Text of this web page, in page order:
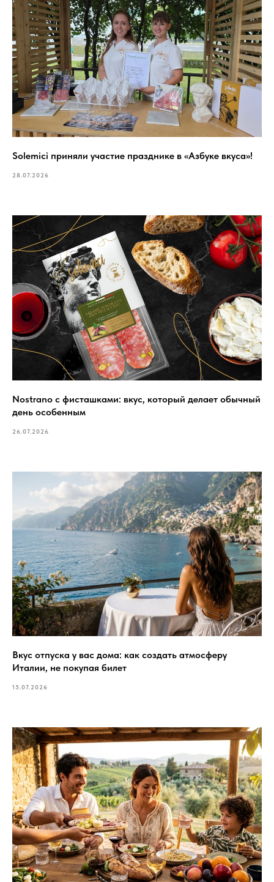
Solemici приняли участие празднике в «Азбуке вкуса»!
28.07.2026
Nostrano с фисташками: вкус, который делает обычный
день особенным
26.07.2026
Вкус отпуска у вас дома: как создать атмосферу
Италии, не покупая билет
15.07.2026